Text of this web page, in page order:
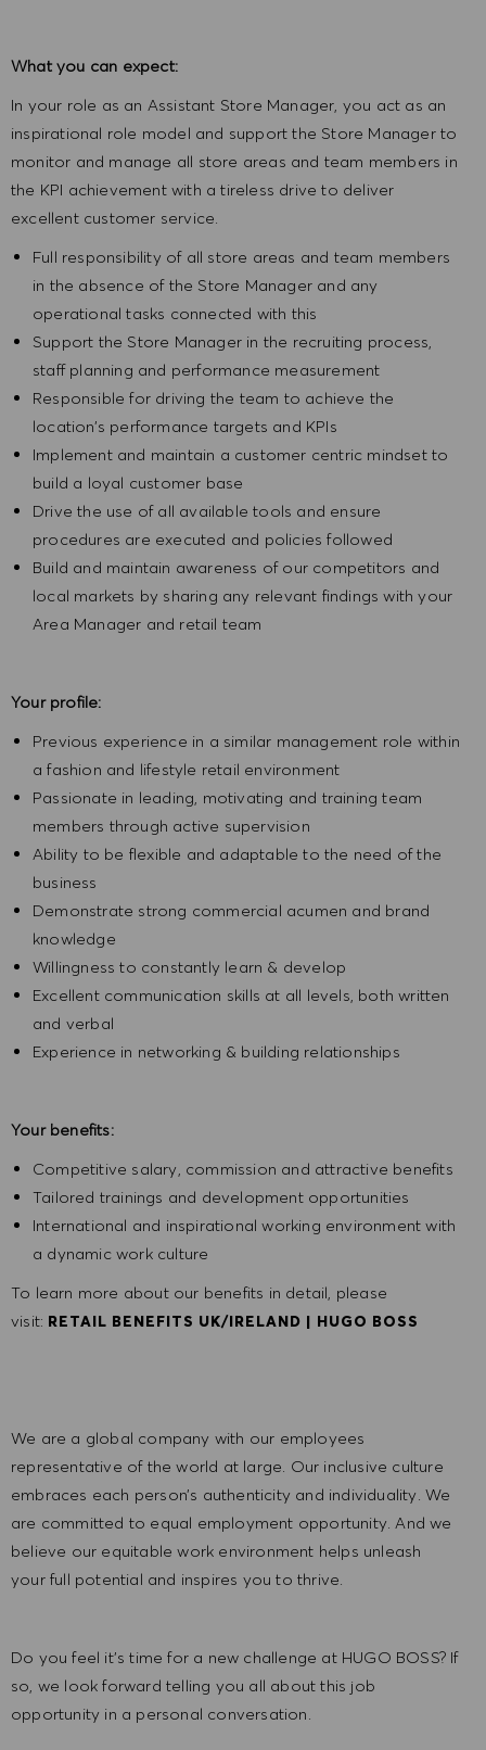
What you can expect:
In your role as an Assistant Store Manager, you act as an
inspirational role model and support the Store Manager to
monitor and manage all store areas and team members in
the KPI achievement with a tireless drive to deliver
excellent customer service.
Full responsibility of all store areas and team members
in the absence of the Store Manager and any
operational tasks connected with this
Support the Store Manager in the recruiting process,
staff planning and performance measurement
Responsible for driving the team to achieve the
location’s performance targets and KPIs
Implement and maintain a customer centric mindset to
build a loyal customer base
Drive the use of all available tools and ensure
procedures are executed and policies followed
Build and maintain awareness of our competitors and
local markets by sharing any relevant findings with your
Area Manager and retail team
Your profile:
Previous experience in a similar management role within
a fashion and lifestyle retail environment
Passionate in leading, motivating and training team
members through active supervision
Ability to be flexible and adaptable to the need of the
business
Demonstrate strong commercial acumen and brand
knowledge
Willingness to constantly learn & develop
Excellent communication skills at all levels, both written
and verbal
Experience in networking & building relationships
Your benefits:
Competitive salary, commission and attractive benefits
Tailored trainings and development opportunities
International and inspirational working environment with
a dynamic work culture
To learn more about our benefits in detail, please
visit: RETAIL BENEFITS UK/IRELAND | HUGO BOSS
We are a global company with our employees
representative of the world at large. Our inclusive culture
embraces each person’s authenticity and individuality. We
are committed to equal employment opportunity. And we
believe our equitable work environment helps unleash
your full potential and inspires you to thrive.
Do you feel it’s time for a new challenge at HUGO BOSS? If
so, we look forward telling you all about this job
opportunity in a personal conversation.